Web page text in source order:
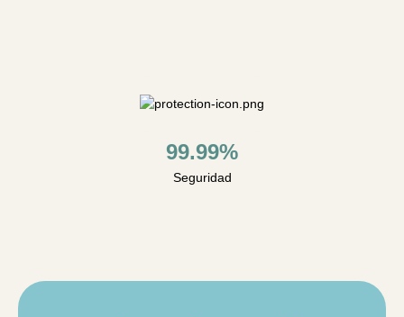
99.99%
Seguridad